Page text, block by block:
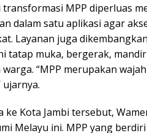
MPP diperluas
dalam satu aplikasi agar
Layanan juga
tatap muka, bergerak,
“MPP merupakan
ke Kota Jambi tersebut,
Melayu ini. MPP yang